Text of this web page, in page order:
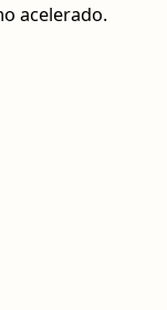
acelerado.